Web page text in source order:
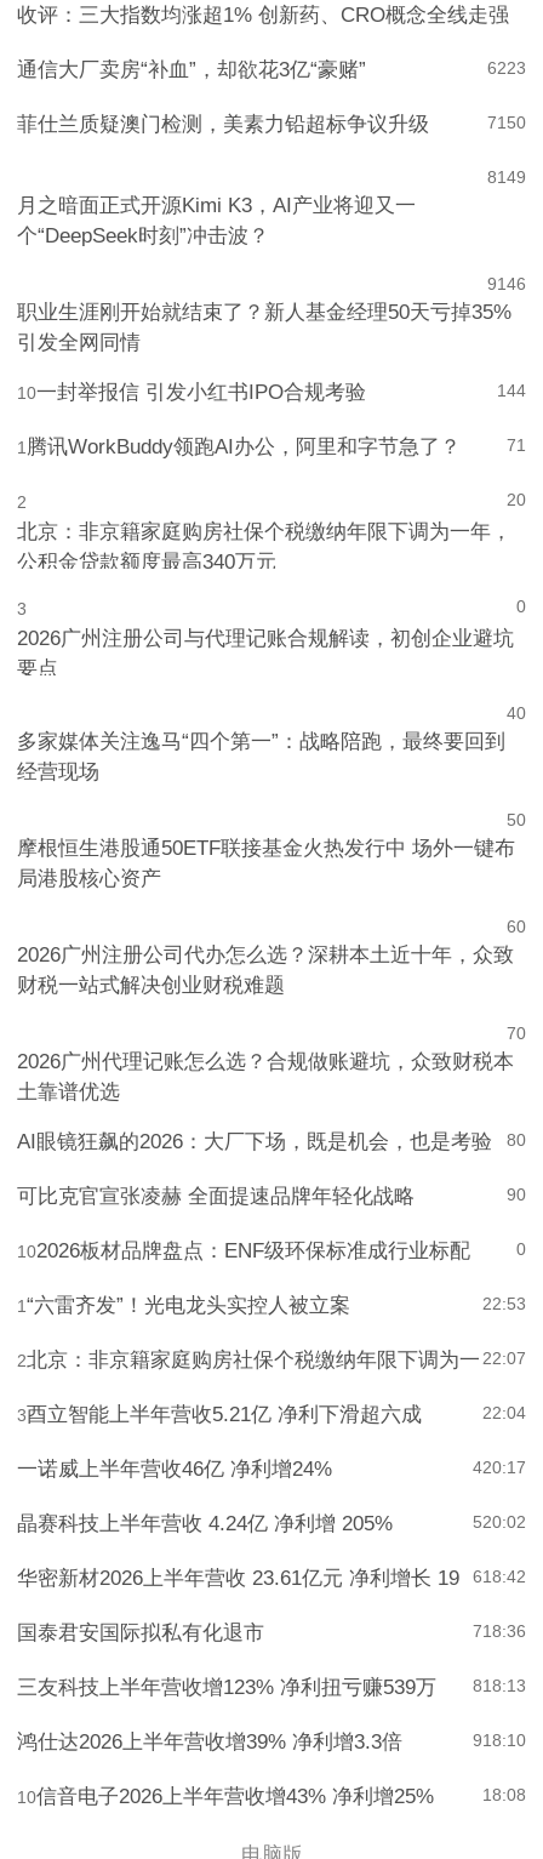
收评：三大指数均涨超1% 创新药、CRO概念全线走强
223
6
通信大厂卖房“补血”，却欲花3亿“豪赌”
150
7
菲仕兰质疑澳门检测，美素力铅超标争议升级
149
8
月之暗面正式开源Kimi K3，AI产业将迎又一
个“DeepSeek时刻”冲击波？
146
9
职业生涯刚开始就结束了？新人基金经理50天亏掉35%
引发全网同情
144
10一封举报信 引发小红书IPO合规考验
71
1腾讯WorkBuddy领跑AI办公，阿里和字节急了？
20
2
北京：非京籍家庭购房社保个税缴纳年限下调为一年，
公积金贷款额度最高340万元
0
3
2026广州注册公司与代理记账合规解读，初创企业避坑
要点
0
4
多家媒体关注逸马“四个第一”：战略陪跑，最终要回到
经营现场
0
5
摩根恒生港股通50ETF联接基金火热发行中 场外一键布
局港股核心资产
0
6
2026广州注册公司代办怎么选？深耕本土近十年，众致
财税一站式解决创业财税难题
0
7
2026广州代理记账怎么选？合规做账避坑，众致财税本
土靠谱优选
0
8
AI眼镜狂飙的2026：大厂下场，既是机会，也是考验
0
9
可比克官宣张凌赫 全面提速品牌年轻化战略
0
102026板材品牌盘点：ENF级环保标准成行业标配
22:53
1“六雷齐发”！光电龙头实控人被立案
22:07
2北京：非京籍家庭购房社保个税缴纳年限下调为一
22:04
3酉立智能上半年营收5.21亿 净利下滑超六成
20:17
4
一诺威上半年营收46亿 净利增24%
20:02
5
晶赛科技上半年营收 4.24亿 净利增 205%
18:42
6
华密新材2026上半年营收 23.61亿元 净利增长 19
18:36
7
国泰君安国际拟私有化退市
18:13
8
三友科技上半年营收增123% 净利扭亏赚539万
18:10
9
鸿仕达2026上半年营收增39% 净利增3.3倍
18:08
10信音电子2026上半年营收增43% 净利增25%